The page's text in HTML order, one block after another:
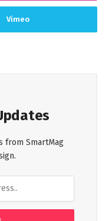
Vimeo
from SmartMag